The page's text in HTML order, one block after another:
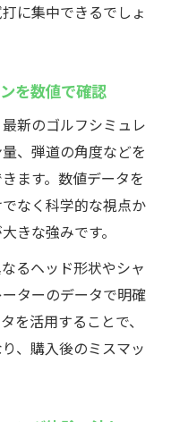
に集中できるでしょ
を数値で確認
新のゴルフシミュレ
、弾道の角度などを
ます。数値データを
なく科学的な視点か
きな強みです。
るヘッド形状やシャ
ターのデータで明確
を活用することで、
、購入後のミスマッ